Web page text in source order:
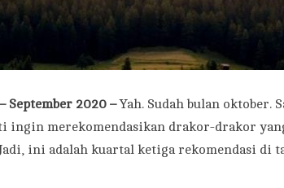
September 2020 –Yah. Sudah bulan oktober.
ingin merekomendasikan drakor-drakor
ini adalah kuartal ketiga rekomendasi di